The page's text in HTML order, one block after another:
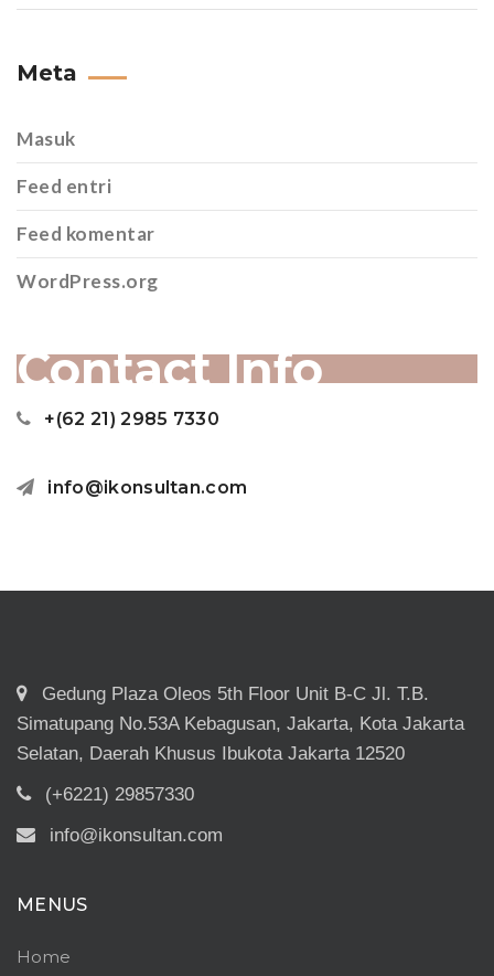
Meta
Masuk
Feed entri
Feed komentar
WordPress.org
Contact Info
+(62 21) 2985 7330
info@ikonsultan.com
Gedung Plaza Oleos 5th Floor Unit B-C Jl. T.B.
Simatupang No.53A Kebagusan, Jakarta, Kota Jakarta
Selatan, Daerah Khusus Ibukota Jakarta 12520
(+6221) 29857330
info@ikonsultan.com
MENUS
Home